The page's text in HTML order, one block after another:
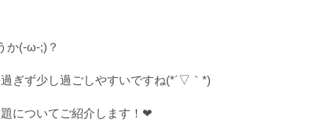
か(-ω-;)？
ぎず少し過ごしやすいですね(*´▽｀*)
についてご紹介します！❤